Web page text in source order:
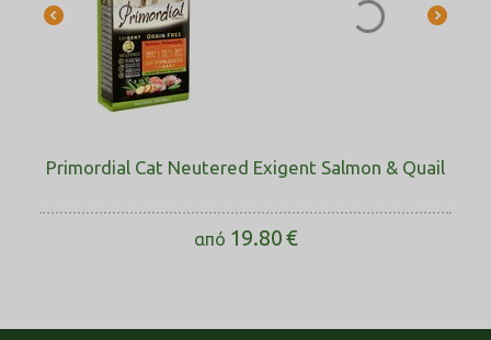
Primordial Cat Neutered Exigent Salmon & Quail
από 19.80€